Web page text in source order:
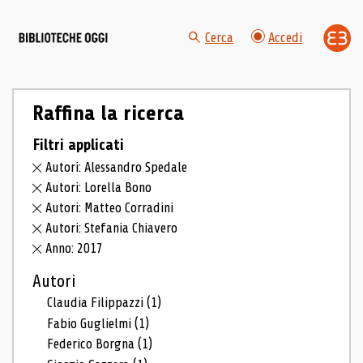
Cerca Accedi
Raffina la ricerca
Filtri applicati
Autori: Alessandro Spedale
Autori: Lorella Bono
Autori: Matteo Corradini
Autori: Stefania Chiavero
Anno: 2017
Autori
Claudia Filippazzi(1)
Fabio Guglielmi(1)
Federico Borgna(1)